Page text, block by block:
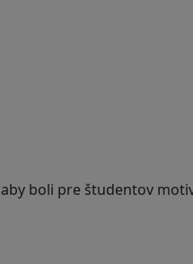
boli pre študentov